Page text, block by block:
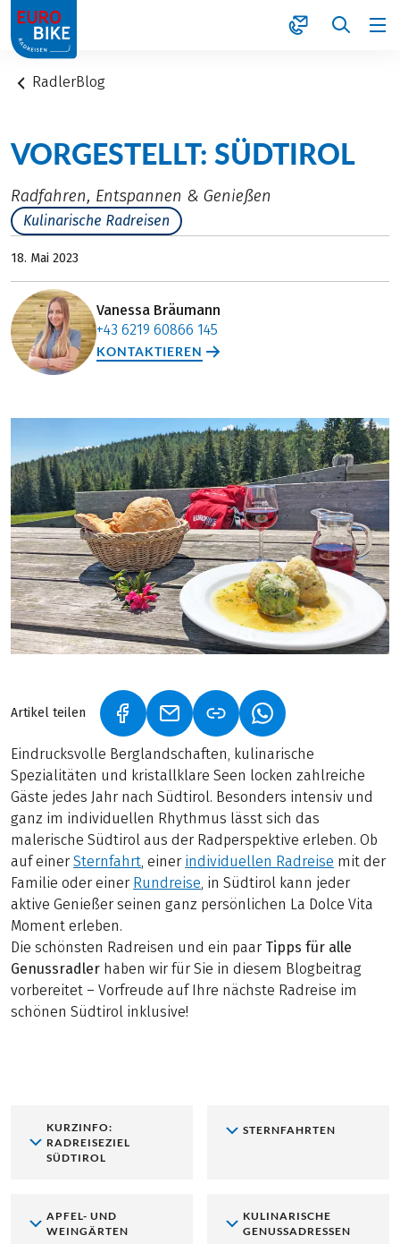
1
RadlerBlog
VORGESTELLT: SÜDTIROL
Radfahren, Entspannen & Genießen
Kulinarische Radreisen
18. Mai 2023
Vanessa Bräumann
+43 6219 60866 145
KONTAKTIEREN
Artikel teilen (LINK ÖFFNET IN NEUEM TAB)
(LINK ÖFFNET IN NEUEM TAB)
(LINK ÖFFNET IN
Eindrucksvolle Berglandschaften, kulinarische
Spezialitäten und kristallklare Seen locken zahlreiche
Gäste jedes Jahr nach Südtirol. Besonders intensiv und
ganz im individuellen Rhythmus lässt sich das
malerische Südtirol aus der Radperspektive erleben. Ob
auf einer Sternfahrt, einer individuellen Radreise mit der
Familie oder einer Rundreise, in Südtirol kann jeder
aktive Genießer seinen ganz persönlichen La Dolce Vita
Moment erleben.
Die schönsten Radreisen und ein paar Tipps für alle
Genussradler haben wir für Sie in diesem Blogbeitrag
vorbereitet – Vorfreude auf Ihre nächste Radreise im
schönen Südtirol inklusive!
KURZINFO:
RADREISEZIEL
SÜDTIROL
STERNFAHRTEN
APFEL- UND
WEINGÄRTEN
KULINARISCHE
GENUSSADRESSEN